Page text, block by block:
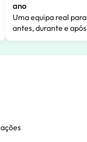
ano
Uma equipa real
antes, durante e